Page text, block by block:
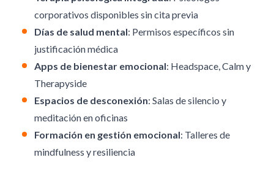
corporativos disponibles sin cita previa
Días de salud mental: Permisos específicos sin
justificación médica
Apps de bienestar emocional: Headspace, Calm y
Therapyside
Espacios de desconexión: Salas de silencio y
meditación en oficinas
Formación en gestión emocional: Talleres de
mindfulness y resiliencia